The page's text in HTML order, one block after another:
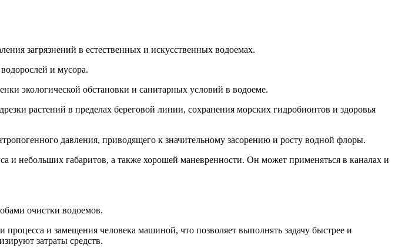
загрязнений в естественных и искусственных водоемах.
и мусора.
экологической обстановки и санитарных условий в водоеме.
растений в пределах береговой линии, сохранения морских гидробионтов и здоровья
давления, приводящего к значительному засорению и росту водной флоры.
и небольших габаритов, а также хорошей маневренности. Он может применяться в каналах и
очистки водоемов.
и замещения человека машиной, что позволяет выполнять задачу быстрее и
затраты средств.